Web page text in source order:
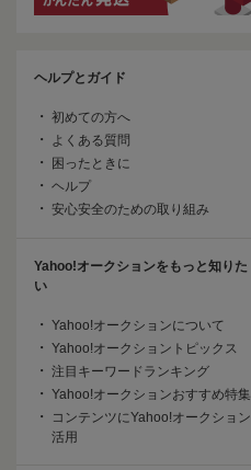
ヘルプとガイド
初めての方へ
よくある質問
困ったときに
ヘルプ
安心安全のための取り組み
Yahoo!オークションをもっと知りた
い
Yahoo!オークションについて
Yahoo!オークショントピックス
注目キーワードランキング
Yahoo!オークションおすすめ特集
コンテンツにYahoo!オークション
活用